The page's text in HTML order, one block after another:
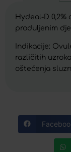
Hydeal-D
produljenim
Indikacije:
različitih
oštećenja